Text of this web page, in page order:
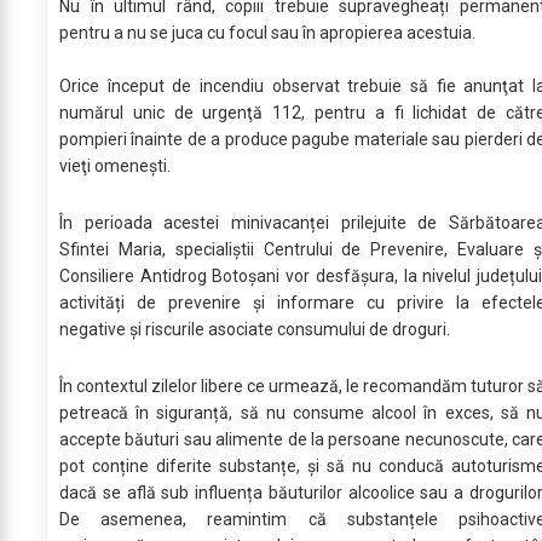
Nu în ultimul rând, copiii trebuie supravegheați
pentru a nu se juca cu focul sau în apropierea acestuia.
Orice început de incendiu observat trebuie să fie anunţat
numărul unic de urgenţă 112, pentru a fi lichidat de
pompieri înainte de a produce pagube materiale sau pierderi
vieţi omeneşti.
În perioada acestei minivacanței prilejuite de
Sfintei Maria, specialiştii Centrului de Prevenire, Evaluare
Consiliere Antidrog Botoșani vor desfășura, la nivelul
activități de prevenire și informare cu privire la
negative și riscurile asociate consumului de droguri.
În contextul zilelor libere ce urmează, le recomandăm tuturor
petreacă în siguranță, să nu consume alcool în exces, să
accepte băuturi sau alimente de la persoane necunoscute,
pot conține diferite substanțe, și să nu conducă
dacă se află sub influența băuturilor alcoolice sau a
De asemenea, reamintim că substanțele